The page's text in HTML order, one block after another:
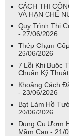
CÁCH THI
VÀ HẠN CHẾ
Quy Trình Thi
- 27/06/2026
Thép Chạm
26/06/2026
7 Lỗi Khi Buộc
Chuẩn Kỹ
Khoảng Cách
- 23/06/2026
Bạt Làm Hồ
20/06/2026
Dụng Cụ Ươm
Mầm Cao - 21/